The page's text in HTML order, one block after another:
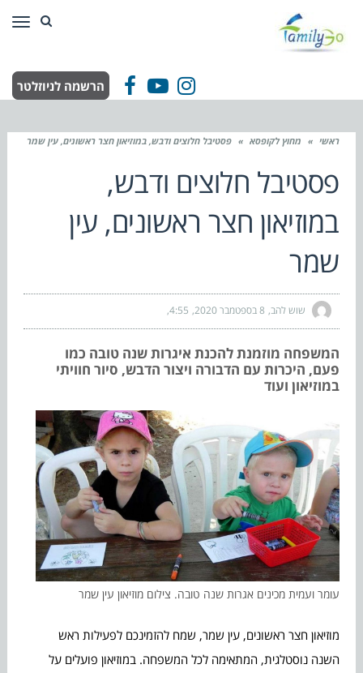
Facebook
YouTube
Instagram הרשמה לניוזלטר
ראשי » מחוץ לקופסא » פסטיבל חלוצים ודבש, במוזיאון חצר ראשונים, עין שמר
פסטיבל חלוצים ודבש,
במוזיאון חצר ראשונים, עין
שמר
שוש להב 8 בספטמבר 2020 4:55
המשפחה מוזמנת להכנת איגרות שנה טובה כמו
פעם, היכרות עם הדבורה ויצור הדבש, סיור חוויתי
במוזיאון ועוד
עומר ועמית מכינים אגרות שנה טובה. צילום מוזיאון עין שמר
מוזיאון חצר ראשונים, עין שמר, שמח להזמינכם לפעילות ראש
השנה נוסטלגית, המתאימה לכל המשפחה. במוזיאון פועלים על